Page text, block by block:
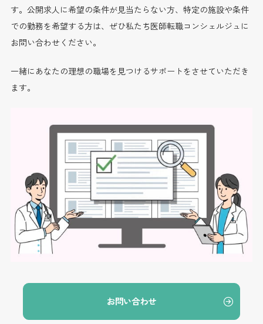
す。公開求人に希望の条件が見当たらない方、特定の施設や条件
での勤務を希望する方は、ぜひ私たち医師転職コンシェルジュに
お問い合わせください。
一緒にあなたの理想の職場を見つけるサポートをさせていただき
ます。
お問い合わせ